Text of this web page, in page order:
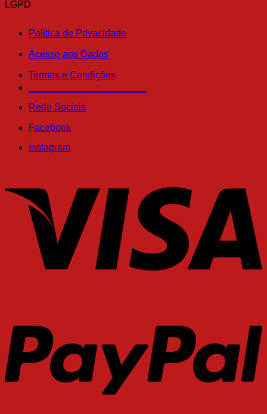
LGPD
Política de Privacidade
Acesso aos Dados
Termos e Condições
Rede Sociais
Facebook
Instagram